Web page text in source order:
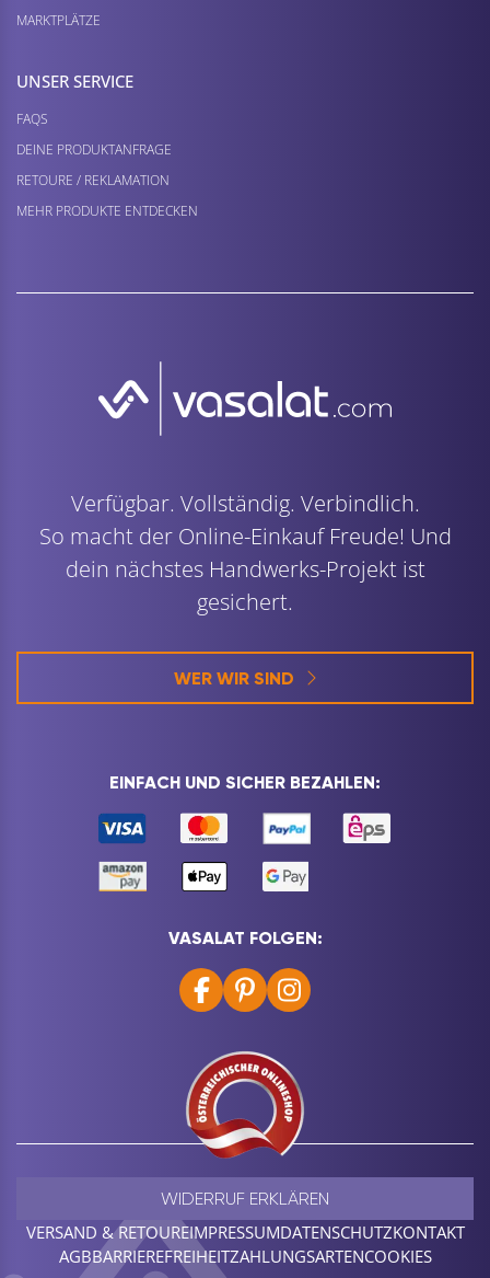
MARKTPLÄTZE
UNSER SERVICE
FAQS
DEINE PRODUKTANFRAGE
RETOURE / REKLAMATION
MEHR PRODUKTE ENTDECKEN
Verfügbar. Vollständig. Verbindlich.
So macht der Online-Einkauf Freude! Und
dein nächstes Handwerks-Projekt ist
gesichert.
WER WIR SIND
EINFACH UND SICHER BEZAHLEN:
VASALAT FOLGEN:
VERSAND & RETOUREIMPRESSUMDATENSCHUTZKONTAKT
AGBBARRIEREFREIHEITZAHLUNGSARTENCOOKIES
WIDERRUF ERKLÄREN